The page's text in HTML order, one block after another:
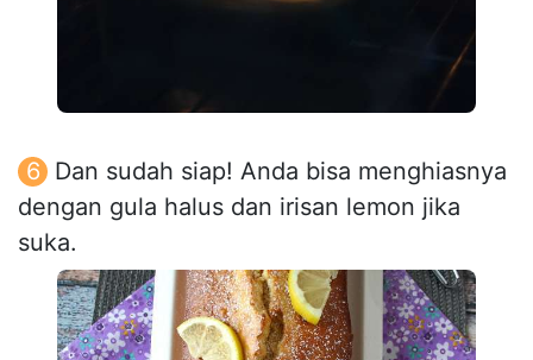
Dan sudah siap! Anda bisa menghiasnya
dengan gula halus dan irisan lemon jika
suka.